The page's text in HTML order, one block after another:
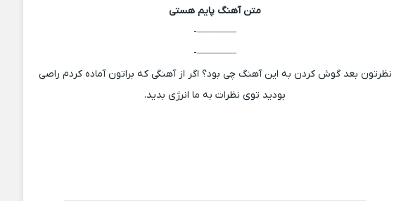
متن آهنگ پایم هستی
————-
————-
نظرتون بعد گوش کردن به این آهنگ چی بود؟ اگر از آهنگی که براتون آماده کردم راصی
بودید توی نظرات به ما انرژی بدید.